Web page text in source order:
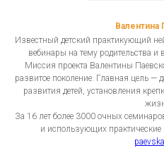
Валентина
Известный детский практикующий
вебинары на тему родительства и
Миссия проекта Валентины
развитое поколение. Главная цель —
развития детей, установления
За 16 лет более 3000 очных
и использующих практические